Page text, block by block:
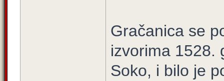
Gračanica se
izvorima 1528.
Soko, i bilo je